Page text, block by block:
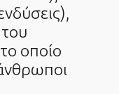
οποίο